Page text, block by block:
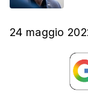
24 maggio